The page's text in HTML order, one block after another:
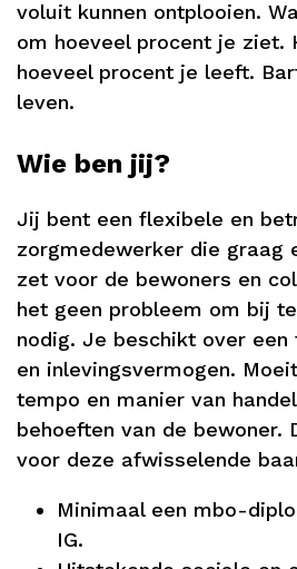
voluit kunnen ontplooien.
om hoeveel procent je ziet.
hoeveel procent je leeft.
leven.
Wie ben jij?
Jij bent een flexibele en
zorgmedewerker die graag
zet voor de bewoners en
het geen probleem om bij
nodig. Je beschikt over
en inlevingsvermogen.
tempo en manier van
behoeften van de bewoner.
voor deze afwisselende
Minimaal een mbo-
IG.